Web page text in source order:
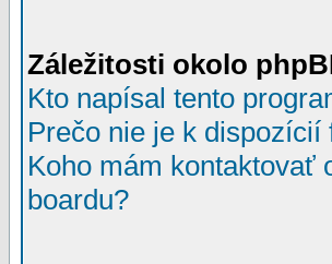
Záležitosti okolo
Kto napísal tento
Prečo nie je k dispozícií
Koho mám kontaktovať
boardu?